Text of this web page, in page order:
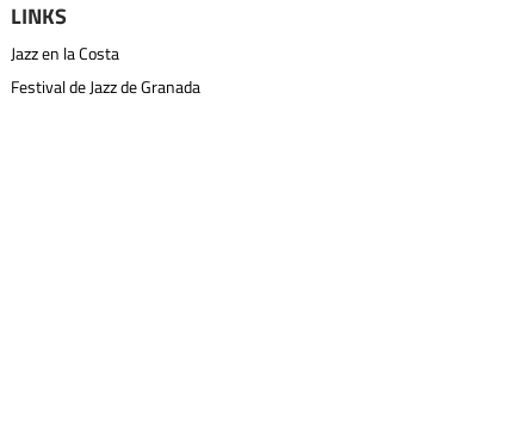
LINKS
Jazz en la Costa
Festival de Jazz de Granada